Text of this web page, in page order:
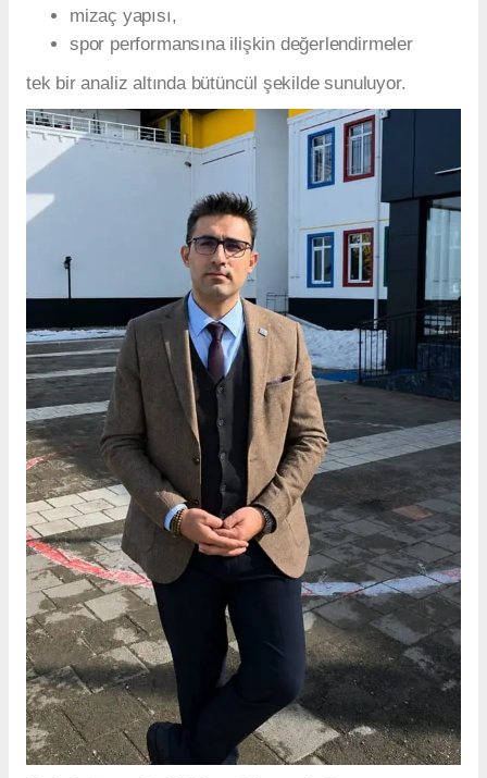
mizaç yapısı,
spor performansına ilişkin değerlendirmeler
tek bir analiz altında bütüncül şekilde sunuluyor.